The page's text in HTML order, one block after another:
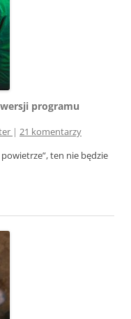
programu
| 21 komentarzy
ten nie będzie